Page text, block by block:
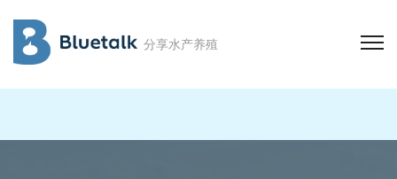
分享水产养殖